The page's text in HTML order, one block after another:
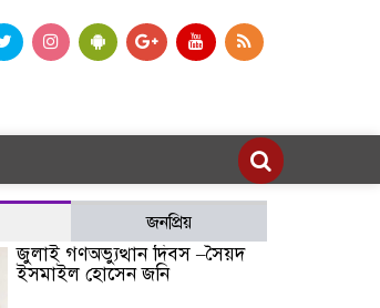
জনপ্রিয়
জুলাই গণঅভ্যুত্থান দিবস –সৈয়দ
ইসমাইল হোসেন জনি